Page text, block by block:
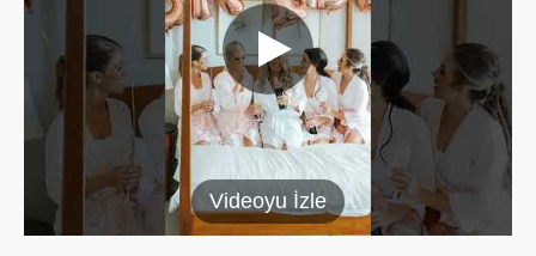
Videoyu İzle